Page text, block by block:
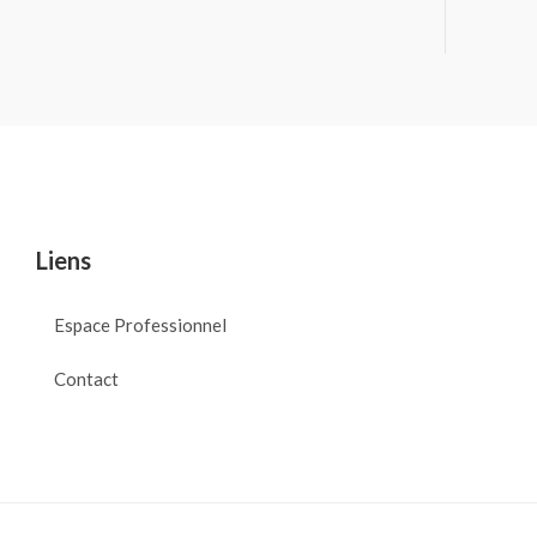
Liens
Espace Professionnel
Contact